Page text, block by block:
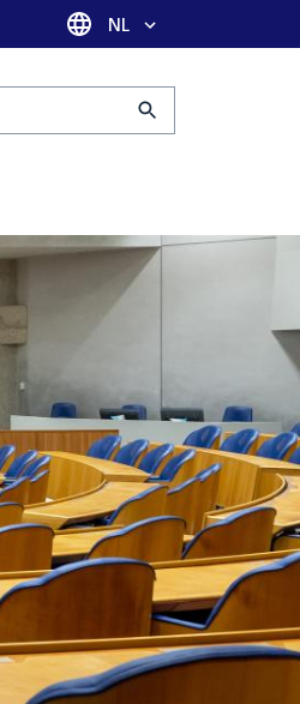
Taal selectie
NL